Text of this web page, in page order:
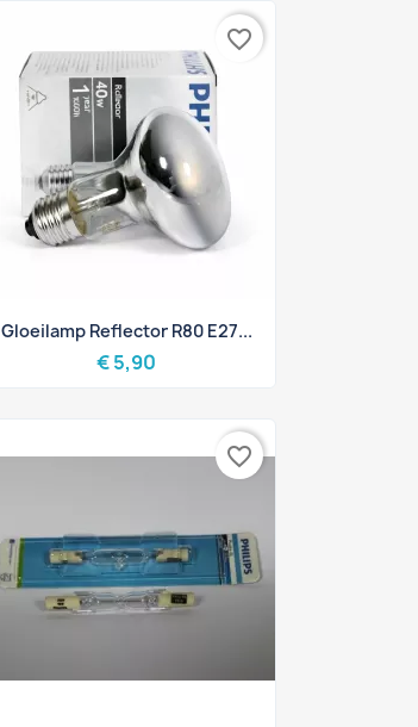
Snel bekijken
Gloeilamp Reflector R80 E27...
€ 5,90
favorite_border
favorite_border